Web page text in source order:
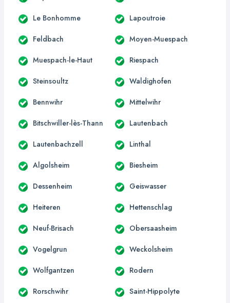
Le Bonhomme Lapoutroie
Feldbach Moyen-Muespach
Muespach-le-Haut Riespach
Steinsoultz Waldighofen
Bennwihr Mittelwihr
Bitschwiller-lès-Thann Lautenbach
Lautenbachzell Linthal
Algolsheim Biesheim
Dessenheim Geiswasser
Heiteren Hettenschlag
Neuf-Brisach Obersaasheim
Vogelgrun Weckolsheim
Wolfgantzen Rodern
Rorschwihr Saint-Hippolyte